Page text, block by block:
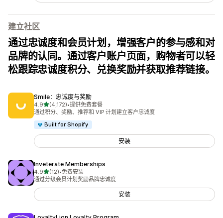
建立社区
通过忠诚度和会员计划，增强客户的参与感和对
品牌的认同。通过客户账户页面，购物者可以轻
松跟踪忠诚度积分、兑换奖励并获取推荐链接。
Smile：忠诚度与奖励
4.9星（满分 5 星）
(4,172)
总共 4172 条评论
•提供免费套餐
通过积分、奖励、推荐和 VIP 计划建立客户忠诚度
Built for Shopify
安装
Inveterate Memberships
4.9星（满分 5 星）
(12)
总共 12 条评论
•免费安装
通过分级会员计划奖励品牌忠诚度
安装